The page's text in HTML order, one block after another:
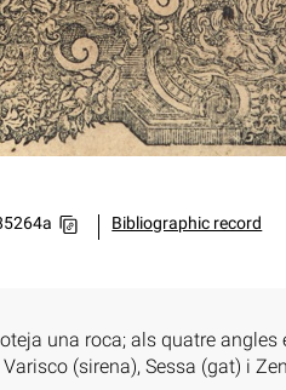
Bibliographic record
una roca; als quatre
(sirena), Sessa (gat) i